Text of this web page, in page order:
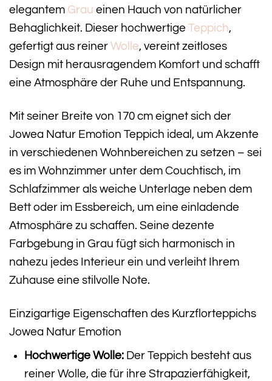
elegantem Grau einen Hauch von natürlicher
Behaglichkeit. Dieser hochwertige Teppich,
gefertigt aus reiner Wolle, vereint zeitloses
Design mit herausragendem Komfort und schafft
eine Atmosphäre der Ruhe und Entspannung.
Mit seiner Breite von 170 cm eignet sich der
Jowea Natur Emotion Teppich ideal, um Akzente
in verschiedenen Wohnbereichen zu setzen – sei
es im Wohnzimmer unter dem Couchtisch, im
Schlafzimmer als weiche Unterlage neben dem
Bett oder im Essbereich, um eine einladende
Atmosphäre zu schaffen. Seine dezente
Farbgebung in Grau fügt sich harmonisch in
nahezu jedes Interieur ein und verleiht Ihrem
Zuhause eine stilvolle Note.
Einzigartige Eigenschaften des Kurzflorteppichs
Jowea Natur Emotion
Hochwertige Wolle:Der Teppich besteht aus
reiner Wolle, die für ihre Strapazierfähigkeit,